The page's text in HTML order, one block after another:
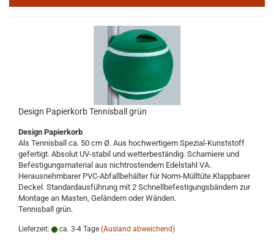
Design Papierkorb Tennisball grün
Design Papierkorb
Als Tennisball ca. 50 cm Ø. Aus hochwertigem Spezial-Kunststoff
gefertigt. Absolut UV-stabil und wetterbeständig. Scharniere und
Befestigungsmaterial aus nichtrostendem Edelstahl VA.
Herausnehmbarer PVC-Abfallbehälter für Norm-Mülltüte.Klappbarer
Deckel. Standardausführung mit 2 Schnellbefestigungsbändern zur
Montage an Masten, Geländern oder Wänden.
Tennisball grün.
Lieferzeit: ca. 3-4 Tage (Ausland abweichend)